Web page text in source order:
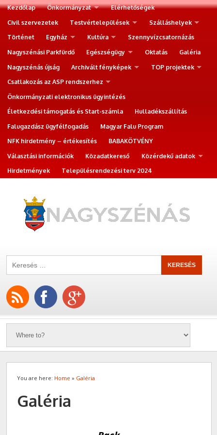
Kezdőlap Önkormányzat
Elérhetőségek
Civil szervezetek
Testvértelepülések
Szálláshelyek
Történet
Egyház Kultúra
Szennyvízcsatornázás
Nagyszénási Parkfürdő
Egészségügy Oktatás
Galéria
Nagyszénás újság
Archivált fényképek
TOP projektek
Csatlakozás az ASP rendszerhez
Önkormányzati elektronikus ügyintézés
Életkezdési támogatás és Start-számla
Hulladékszállítás
Falugazdász ügyfélfogadás
Magyar Falu Program
NFK hirdetmény – értékesítés
BABAKÖTVÉNY
Választási információk
Közadatkereső
Közérdekű adatok
Hirdetmények
Településrendezési terv 2024
You are here: Home » Galéria
Galéria